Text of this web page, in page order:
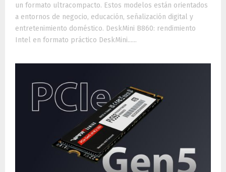
un formato ultracompacto. Estos modelos están orientados
a entornos de negocio, educación, señalización digital y
entretenimiento doméstico. DeskMini B860: rendimiento
Intel en formato práctico DeskMini......